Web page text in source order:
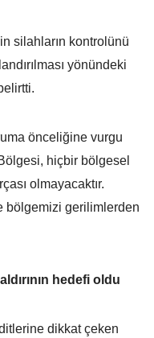
silahların kontrolünü
yönündeki
önceliğine vurgu
hiçbir bölgesel
olmayacaktır.
bölgemizi gerilimlerden
hedefi oldu
dikkat çeken